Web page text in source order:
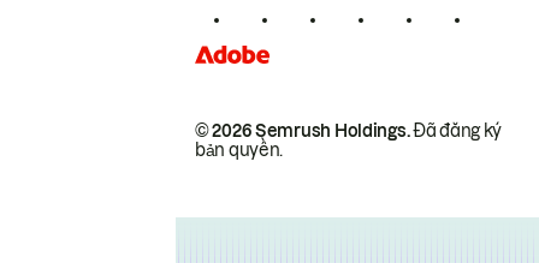
© 2026 Semrush Holdings.Đã đăng ký
bản quyền.